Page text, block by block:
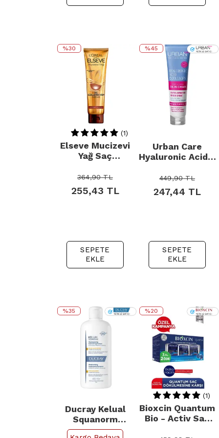
{
%30
(1)
Elseve Mucizevi
Yağ Saç
Bakım Kremi
150ml
364,90TL
255,43 TL
SEPETE
EKLE
{
%45
Urban Care
Hyaluronic Acid &
Durulanmayan
Saç Bakım Kremi
150ml
449,90TL
247,44 TL
SEPETE
EKLE
{
%35
Ducray Kelual
Squanorm
Moisturizing
{
%20
(1)
Bioxcin Quantum
Bio - Activ Saç